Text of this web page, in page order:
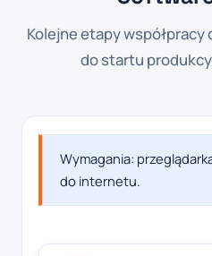
Kolejne etapy
do startu
Wymagania:
do internetu.